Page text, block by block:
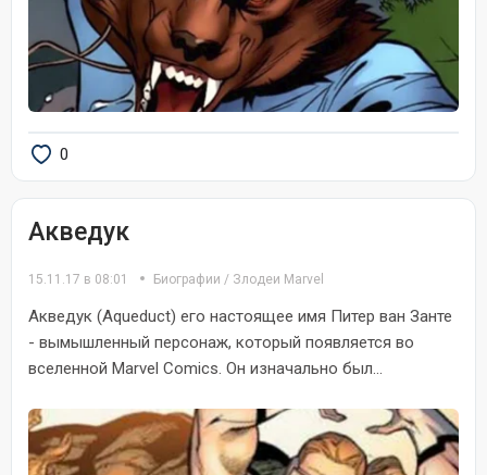
0
Акведук
15.11.17 в 08:01 Биографии / Злодеи Marvel
Акведук (Aqueduct) его настоящее имя Питер ван Занте
- вымышленный персонаж, который появляется во
вселенной Marvel Comics. Он изначально был...